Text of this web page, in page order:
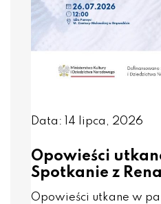
Data: 14 lipca, 2026
Opowieści
Spotkanie z
Opowieści utkane w